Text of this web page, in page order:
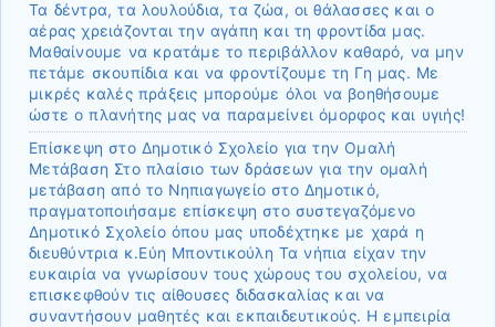
Τα δέντρα, τα λουλούδια, τα ζώα, οι θάλασσες και ο
αέρας χρειάζονται την αγάπη και τη φροντίδα μας.
Μαθαίνουμε να κρατάμε το περιβάλλον καθαρό, να μην
πετάμε σκουπίδια και να φροντίζουμε τη Γη μας. Με
μικρές καλές πράξεις μπορούμε όλοι να βοηθήσουμε
ώστε ο πλανήτης μας να παραμείνει όμορφος και υγιής!
Επίσκεψη στο Δημοτικό Σχολείο για την Ομαλή
Μετάβαση Στο πλαίσιο των δράσεων για την ομαλή
μετάβαση από το Νηπιαγωγείο στο Δημοτικό,
πραγματοποιήσαμε επίσκεψη στο συστεγαζόμενο
Δημοτικό Σχολείο όπου μας υποδέχτηκε με χαρά η
διευθύντρια κ.Εύη Μποντικούλη Τα νήπια είχαν την
ευκαιρία να γνωρίσουν τους χώρους του σχολείου, να
επισκεφθούν τις αίθουσες διδασκαλίας και να
συναντήσουν μαθητές και εκπαιδευτικούς. Η εμπειρία